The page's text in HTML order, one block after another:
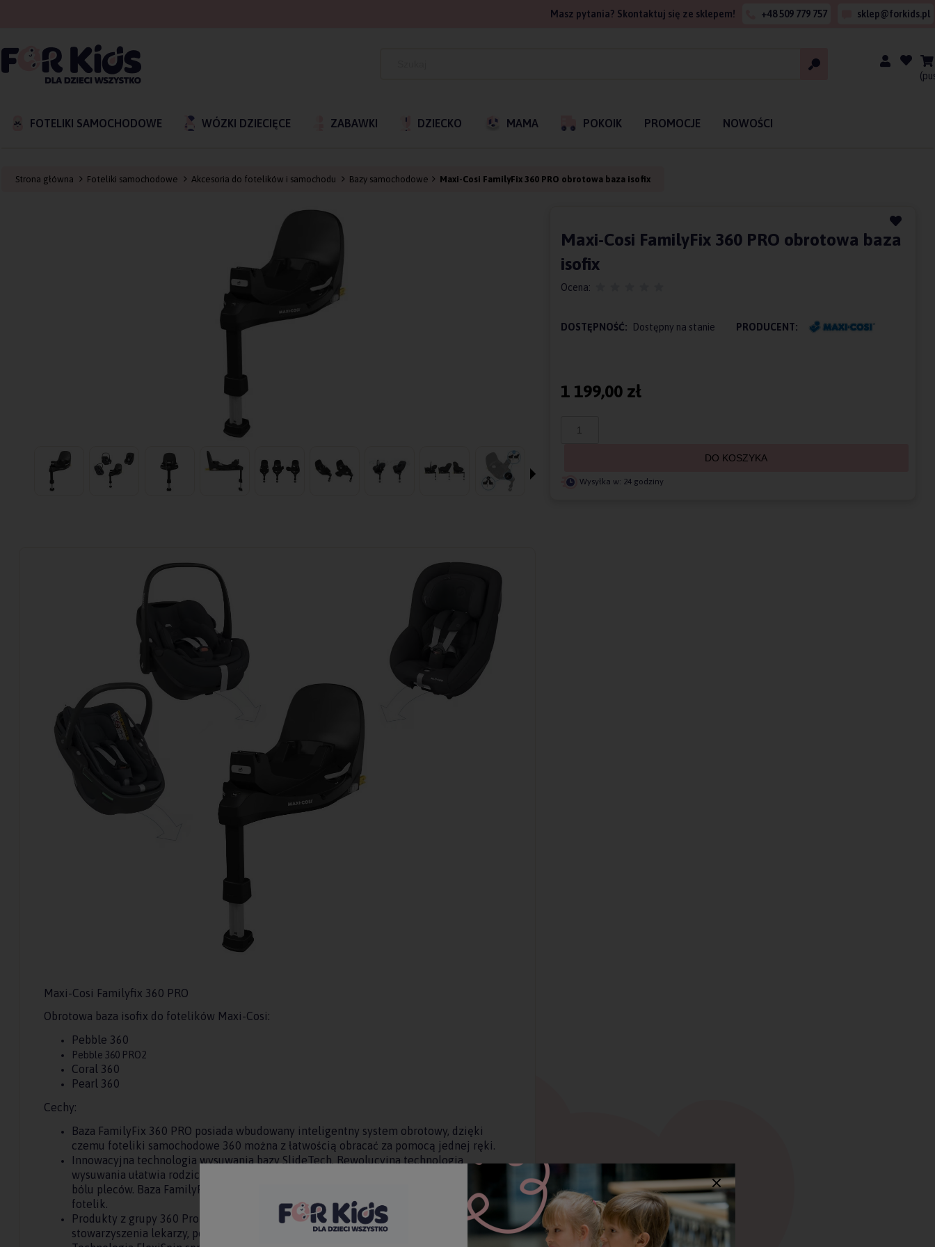
Masz pytania? Skontaktuj się ze sklepem! +48 509 779 757 sklep@forkids.pl
FOTELIKI SAMOCHODOWE WÓZKI DZIECIĘCE ZABAWKI DZIECKO MAMA POKOIK PROMOCJE NOWOŚCI
Strona główna Foteliki samochodowe Akcesoria do fotelików i samochodu Bazy samochodowe Maxi-Cosi FamilyFix 360 PRO obrotowa baza isofix
Maxi-Cosi Familyfix 360 PRO
Obrotowa baza isofix do fotelików Maxi-Cosi:
Pebble 360
Pebble 360 PRO2
Coral 360
Pearl 360
Cechy:
Baza FamilyFix 360 PRO posiada wbudowany inteligentny system obrotowy, dzięki
czemu foteliki samochodowe 360 można z łatwością obracać za pomocą jednej ręki.
Innowacyjna technologia wysuwania bazy SlideTech. Rewolucyjna technologia
wysuwania ułatwia rodzicom codzienne podróżowanie. Bez szarpania, urazów głowy i
bólu pleców. Baza FamilyFix 360 Pro pozwala łatwo blokować, przesuwać i obracać
fotelik.
Produkty z grupy 360 Pro Family posiadają certyfikat AGR, niezależnego
stowarzyszenia lekarzy, poświadczający, że są one przyjazne dla kręgosłupa i pleców
Maxi-Cosi FamilyFix 360 PRO obrotowa baza
isofix
Ocena:
DOSTĘPNOŚĆ: Dostępny na stanie PRODUCENT:
1 199,00 zł
DO KOSZYKA
Wysyłka w: 24 godziny